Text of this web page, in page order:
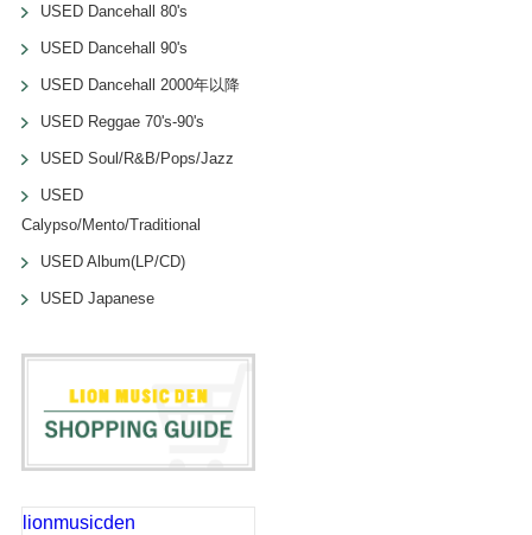
USED Dancehall 80's
USED Dancehall 90's
USED Dancehall 2000年以降
USED Reggae 70's-90's
USED Soul/R&B/Pops/Jazz
USED
Calypso/Mento/Traditional
USED Album(LP/CD)
USED Japanese
lionmusicden